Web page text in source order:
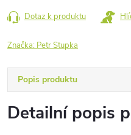
Dotaz k produktu
Značka: Petr Stupka
Popis produktu
Detailní popis